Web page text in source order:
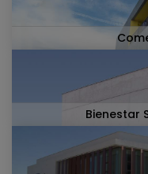
Bienestar